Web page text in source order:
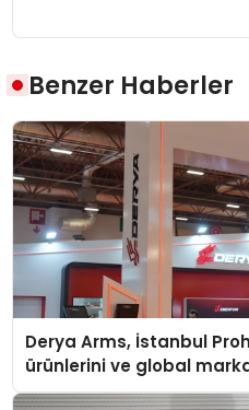
Benzer Haberler
Derya Arms, İstanbul
ürünlerini ve global